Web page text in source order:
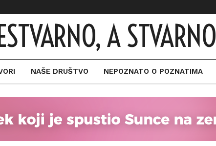
A STVARNO
NAŠE DRUŠTVO NEPOZNATO O POZNATIMA